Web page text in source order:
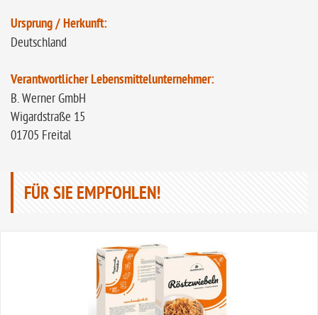
Ursprung / Herkunft:
Deutschland
Verantwortlicher Lebensmittelunternehmer:
B. Werner GmbH
Wigardstraße 15
01705 Freital
FÜR SIE EMPFOHLEN!